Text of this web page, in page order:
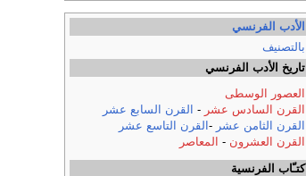
الأدب الفرنسي
بالتصنيف
تاريخ الأدب الفرنسي
العصور الوسطى
القرن السادس عشر -
القرن السابع عشر
القرن الثامن عشر - القرن التاسع عشر
القرن العشرون - المعاصر
كتـّاب الفرنسية